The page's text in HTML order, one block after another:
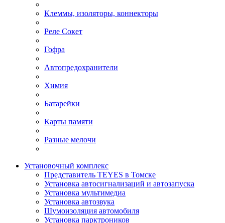
Клеммы, изоляторы, коннекторы
Реле Сокет
Гофра
Автопредохранители
Химия
Батарейки
Карты памяти
Разные мелочи
Установочный комплекс
Представитель TEYES в Томске
Установка автосигнализаций и автозапуска
Установка мультимедиа
Установка автозвука
Шумоизоляция автомобиля
Установка парктроников